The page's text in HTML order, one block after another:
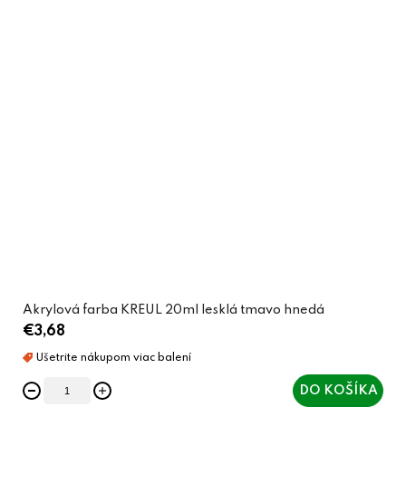
Akrylová farba KREUL 20ml lesklá tmavo hnedá
€3,68
DO KOŠÍKA